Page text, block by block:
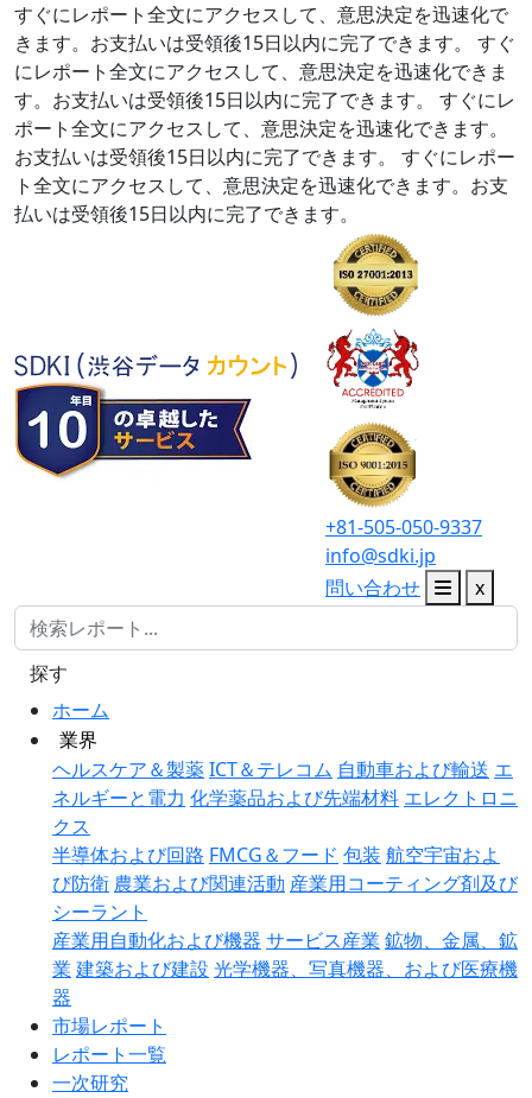
すぐにレポート全文にアクセスして、意思決定を迅速化で
きます。お支払いは受領後15日以内に完了できます。
すぐ
にレポート全文にアクセスして、意思決定を迅速化できま
す。お支払いは受領後15日以内に完了できます。
すぐにレ
ポート全文にアクセスして、意思決定を迅速化できます。
お支払いは受領後15日以内に完了できます。
すぐにレポー
ト全文にアクセスして、意思決定を迅速化できます。お支
払いは受領後15日以内に完了できます。
+81-505-050-9337
info@sdki.jp
問い合わせ
x
ホーム
業界
ヘルスケア＆製薬ICT＆テレコム 自動車および輸送 エ
ネルギーと電力 化学薬品および先端材料 エレクトロニ
クス
半導体および回路 FMCG＆フード 包装 航空宇宙およ
び防衛 農業および関連活動 産業用コーティング剤及び
シーラント
産業用自動化および機器 サービス産業 鉱物、金属、鉱
業 建築および建設 光学機器、写真機器、および医療機
器
市場レポート
レポート一覧
一次研究
探す